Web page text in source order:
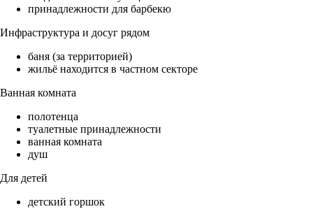
принадлежности для барбекю
Инфраструктура и досуг рядом
баня (за территорией)
жильё находится в частном секторе
Ванная комната
полотенца
туалетные принадлежности
ванная комната
душ
Для детей
детский горшок